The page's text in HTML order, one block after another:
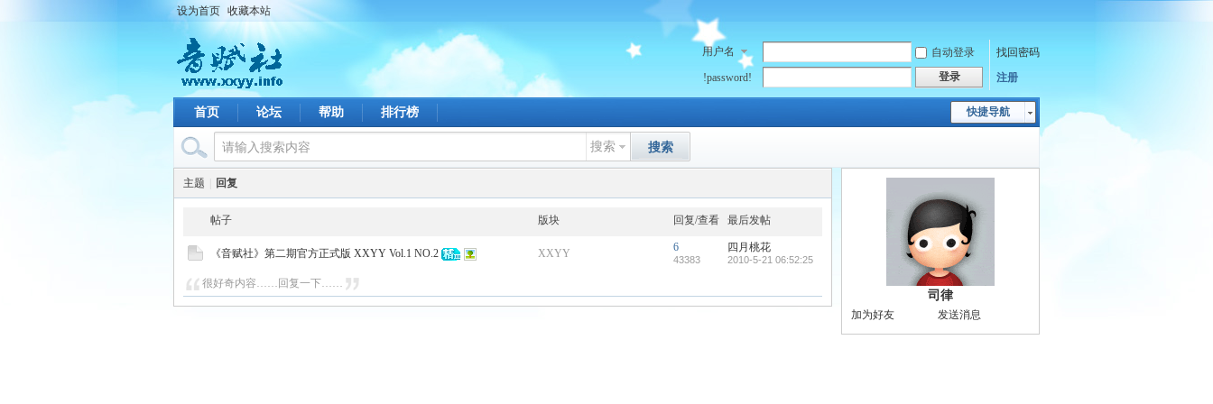
设为首页 收藏本站
用户名 自动登录
找回密码
!password!
登录 注册
快捷导航
首页 论坛 帮助 排行榜
搜索 搜索
主题 回复
帖子 版块 回复/查看 最后发帖
《音赋社》第二期官方正式版 XXYY Vol.1 NO.2 XXYY 6
43383
四月桃花
2010-5-21 06:52:25
很好奇内容……回复一下……
司律
加为好友 发送消息